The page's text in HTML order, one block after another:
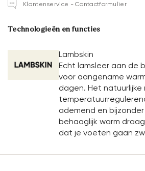
Klantenservice - Contactformulier
Technologieën en functies
Lambskin
Echt lamsleer aan de
voor aangename
dagen. Het
ademend en
behaaglijk warm
dat je voeten gaan